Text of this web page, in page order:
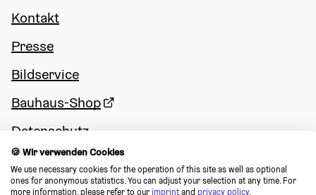
Kontakt
Presse
Bildservice
Bauhaus-Shop
Datenschutz
Impressum
Cookie Consent
🍪 Wir verwenden Cookies
We use necessary cookies for the operation of this site as well as optional
ones for anonymous statistics. You can adjust your selection at any time. For
more information, please refer to our imprint and privacy policy.